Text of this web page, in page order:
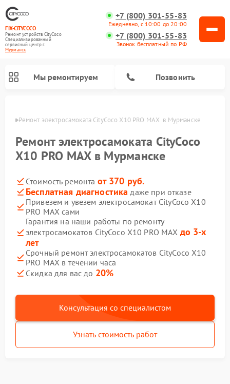
FIX-CITYCOCO
Ремонт устройств CityCoco
Специализированный
cервисный центр г.
Мурманск
+7 (800) 301-55-83
Ежедневно, с 10:00 до 20:00
+7 (800) 301-55-83
Звонок бесплатный по РФ
Мы ремонтируем Позвонить
Ремонт электросамоката CityCoco X10 PRO MAX  в Мурманске
Ремонт электросамоката CityCoco
X10 PRO MAX в Мурманске
Стоимость ремонта от 370 руб.
Бесплатная диагностика даже при отказе
Привезем и увезем электросамокат CityCoco X10
PRO MAX сами
Гарантия на наши работы по ремонту
электросамокатов CityCoco X10 PRO MAX до 3-х
лет
Срочный ремонт электросамокатов CityCoco X10
PRO MAX в течении часа
Скидка для вас до 20%
Консультация со специалистом
Узнать стоимость работ